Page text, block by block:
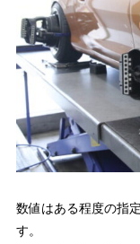
数値はある程度の指
す。